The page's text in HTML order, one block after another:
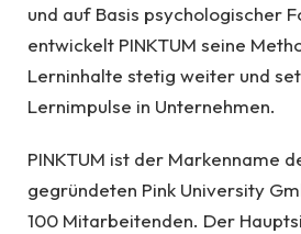
und auf Basis psychologischer
entwickelt PINKTUM seine
Lerninhalte stetig weiter und
Lernimpulse in Unternehmen.
PINKTUM ist der Markenname
gegründeten Pink University
100 Mitarbeitenden. Der